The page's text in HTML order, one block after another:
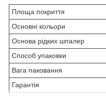
Площа покриття
Основні кольори
Основа рідких шпалер
Способ упаковки
Вага паковання
Гарантія